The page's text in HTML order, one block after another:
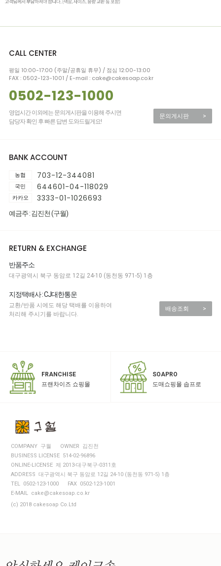
CALL CENTER
평일 10:00-17:00 (주말/공휴일 휴무) / 점심 12:00-13:00
FAX : 0502-123-1001 / E-mail : cake@cakesoap.co.kr
0502-123-1000
영업시간 이외에는 문의게시판을 이용해 주시면
담당자 확인 후 빠른 답변 도와드릴게요!
문의게시판 >
BANK ACCOUNT
농협 703-12-344081
국민 644601-04-118029
카카오 3333-01-1026693
예금주 : 김진천 (구월)
RETURN & EXCHANGE
반품주소
대구광역시 북구 동암로 12길 24-10 (동천동 971-5) 1층
지정택배사 : CJ대한통운
교환/반품 시에도 해당 택배를 이용하여
처리해 주시기를 바랍니다.
배송조회 >
FRANCHISE
프랜차이즈 쇼핑몰
SOAPRO
도매쇼핑몰 솝프로
COMPANY 구월
OWNER 김진천
BUSINESS LICENSE 514-02-96896
ONLINE-LICENSE 제 2013-대구북구-0311호
ADDRESS 대구광역시 북구 동암로 12길 24-10 (동천동 971-5) 1층
TEL 0502-123-1000
FAX 0502-123-1001
E-MAIL cake@cakesoap.co.kr
(c) 2018 cakesoap Co.Ltd